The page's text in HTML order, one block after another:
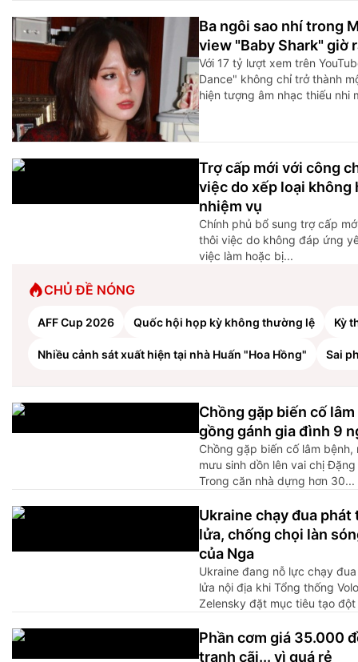
Ba ngôi sao nhí trong
view "Baby Shark" giờ
Với 17 tỷ lượt xem trên
Dance" không chỉ trở thành
hiện tượng âm nhạc thiếu nhi
Trợ cấp mới với công
việc do xếp loại không
nhiệm vụ
Chính phủ bổ sung trợ cấp
thôi việc do không đáp ứng
việc làm hoặc bị...
CHỦ ĐỀ NÓNG
AFF Cup 2026 Quốc hội họp kỳ không thường lệ Kỳ
Nhiều cảnh sát xuất hiện tại nhà Huấn "Hoa Hồng" Sai
Chồng gặp biến cố
gồng gánh gia đình 9
Chồng gặp biến cố lâm bệnh,
mưu sinh dồn lên vai chị Đặng
Trong căn nhà dựng hơn 30...
Ukraine chạy đua
lửa, chống chọi làn
của Nga
Ukraine đang nỗ lực chạy
lửa nội địa khi Tổng thống
Zelensky đặt mục tiêu tạo
Phần cơm giá 35.000
tranh cãi... vì quá rẻ